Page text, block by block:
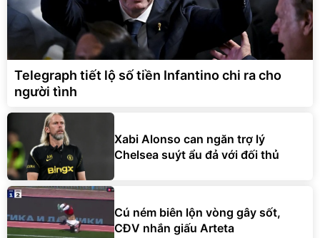
Telegraph tiết lộ số tiền Infantino chi ra cho
người tình
Xabi Alonso can ngăn trợ lý
Chelsea suýt ẩu đả với đối thủ
Cú ném biên lộn vòng gây sốt,
CĐV nhắn giấu Arteta